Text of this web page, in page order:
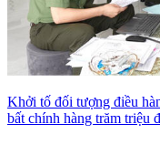
Khởi tố đối tượng điều
bất chính hàng trăm triệu